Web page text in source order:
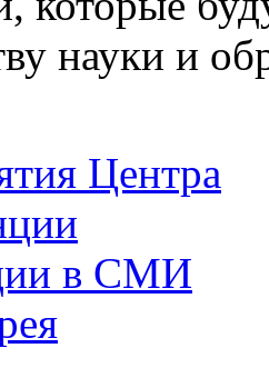
науки и
Центра
в СМИ